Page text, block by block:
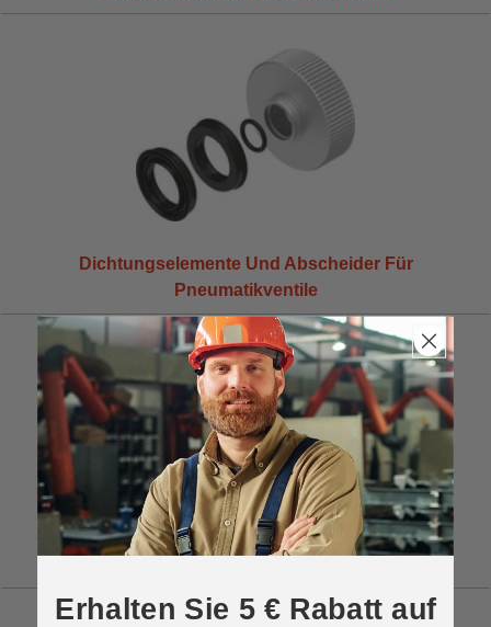
Dichtungselemente Und Abscheider Für
Pneumatikventile
Erhalten Sie 5 € Rabatt auf